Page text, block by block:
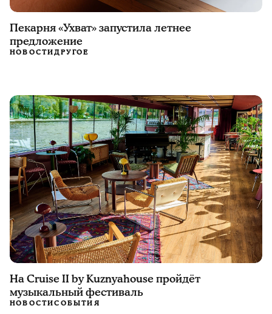
Пекарня «Ухват» запустила летнее
предложение
НОВОСТИДРУГОЕ
На Cruise II by Kuznyahouse пройдёт
музыкальный фестиваль
НОВОСТИСОБЫТИЯ